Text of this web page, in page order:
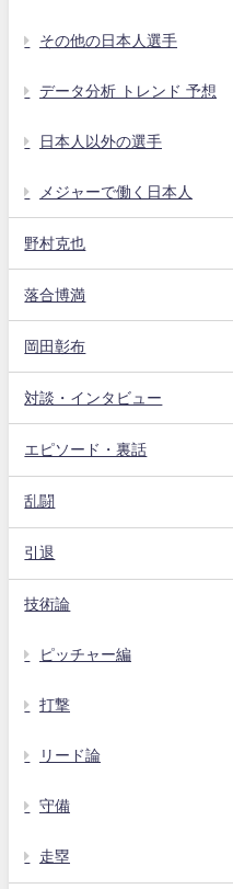
その他の日本人選手
データ分析 トレンド 予想
日本人以外の選手
メジャーで働く日本人
野村克也
落合博満
岡田彰布
対談・インタビュー
エピソード・裏話
乱闘
引退
技術論
ピッチャー編
打撃
リード論
守備
走塁